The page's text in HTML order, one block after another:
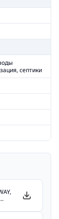
септики